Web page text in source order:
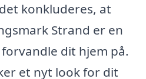
konkluderes, at
Strand er en
dit hjem på.
et nyt look for dit